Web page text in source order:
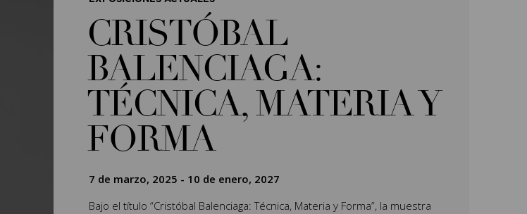
CRISTÓBAL
BALENCIAGA:
TÉCNICA, MATERIA Y
FORMA
7 de marzo, 2025 - 10 de enero, 2027
Bajo el título “Cristóbal Balenciaga: Técnica, Materia y Forma”, la muestra